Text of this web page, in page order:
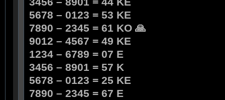
5678 – 0123 = 53 KE
7890 – 2345 = 61 KO 🙏
9012 – 4567 = 49 KE
1234 – 6789 = 07 E
3456 – 8901 = 57 K
5678 – 0123 = 25 KE
7890 – 2345 = 67 E